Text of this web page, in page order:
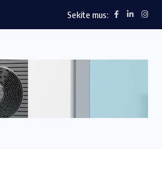
Sekite mus: